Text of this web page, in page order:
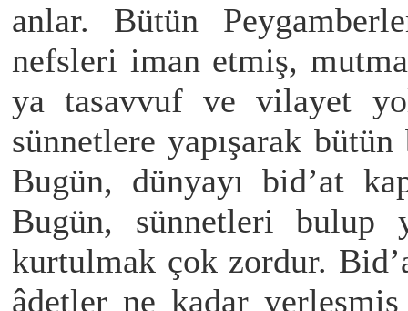
anlar. Bütün
nefsleri iman etmiş,
ya tasavvuf ve vilayet
sünnetlere yapışarak
Bugün, dünyayı bid’at
Bugün, sünnetleri bulup
kurtulmak çok zordur.
âdetler ne kadar